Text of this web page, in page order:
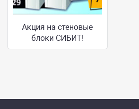
Акция на стеновые
блоки СИБИТ!